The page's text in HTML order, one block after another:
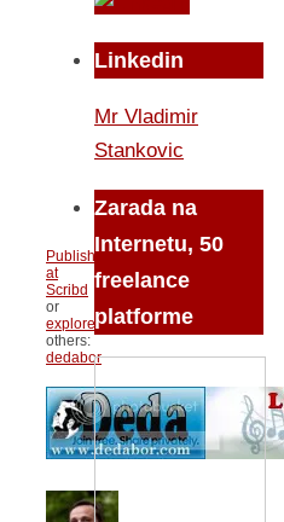
Publish
at
Scribd
or
explore
others:
dedabor
Linkedin
Mr Vladimir
Stankovic
Zarada na
Internetu, 50
freelance
platforme